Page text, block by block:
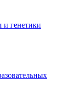
и генетики